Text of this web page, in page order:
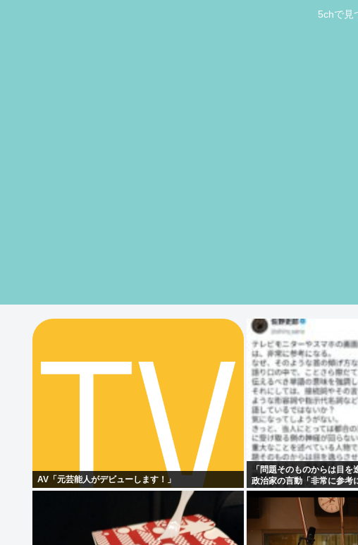
5chで見
AV「元芸能人がデビューします！」
「問題そのものからは目
政治家の言動「非常に参考